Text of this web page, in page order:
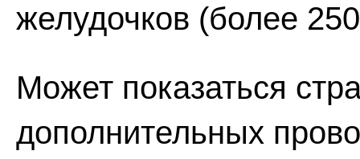
желудочков (более
Может показаться
дополнительных